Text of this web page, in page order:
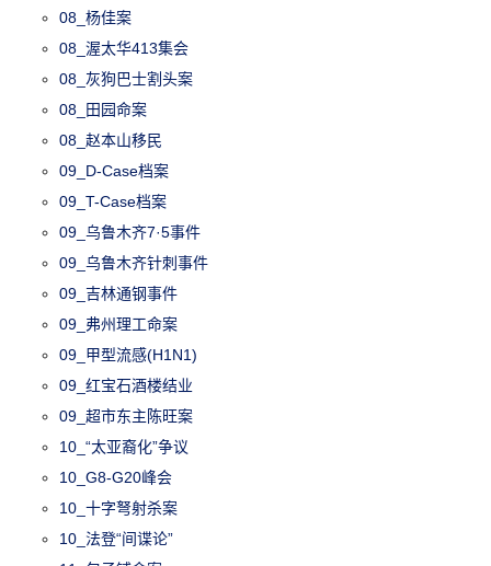
08_杨佳案
08_渥太华413集会
08_灰狗巴士割头案
08_田园命案
08_赵本山移民
09_D-Case档案
09_T-Case档案
09_乌鲁木齐7·5事件
09_乌鲁木齐针刺事件
09_吉林通钢事件
09_弗州理工命案
09_甲型流感(H1N1)
09_红宝石酒楼结业
09_超市东主陈旺案
10_“太亚裔化”争议
10_G8-G20峰会
10_十字弩射杀案
10_法登“间谍论”